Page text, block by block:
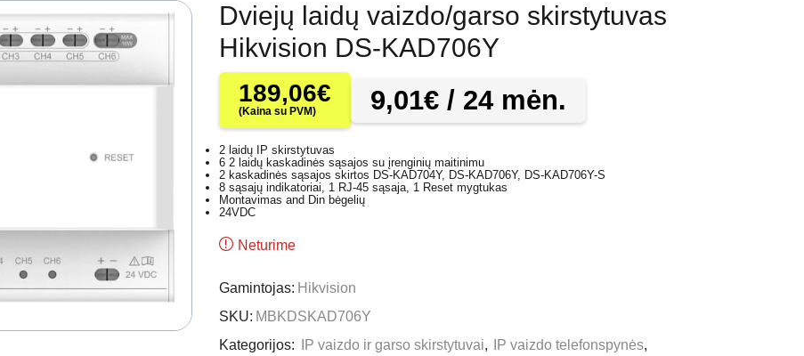
Dviejų laidų vaizdo/garso skirstytuvas
Hikvision DS-KAD706Y
189,06€
(Kaina su PVM) 9,01€ / 24 mėn.
2 laidų IP skirstytuvas
6 2 laidų kaskadinės sąsajos su įrenginių maitinimu
2 kaskadinės sąsajos skirtos DS-KAD704Y, DS-KAD706Y, DS-KAD706Y-S
8 sąsajų indikatoriai, 1 RJ-45 sąsaja, 1 Reset mygtukas
Montavimas and Din bėgelių
24VDC
Neturime
Gamintojas: Hikvision
SKU: MBKDSKAD706Y
Kategorijos:
IP vaizdo ir garso skirstytuvai, IP vaizdo telefonspynės,